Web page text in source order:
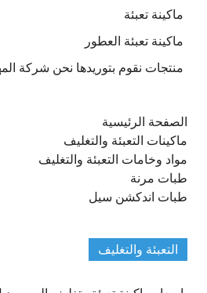
ماكينة تعبئة
ماكينة تعبئة العطور
منتجات نقوم بتوريدها نحن شركة
الصفحة الرئيسية
ماكينات التعبئة والتغليف
مواد وخامات التعبئة والتغليف
طبات مرنة
طبات اندكشن سيل
التعبئة والتغليف